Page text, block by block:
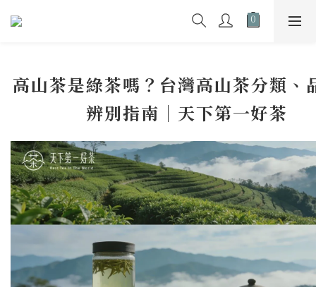
高山茶是綠茶嗎？台灣高山茶分類、
辨別指南｜天下第一好茶